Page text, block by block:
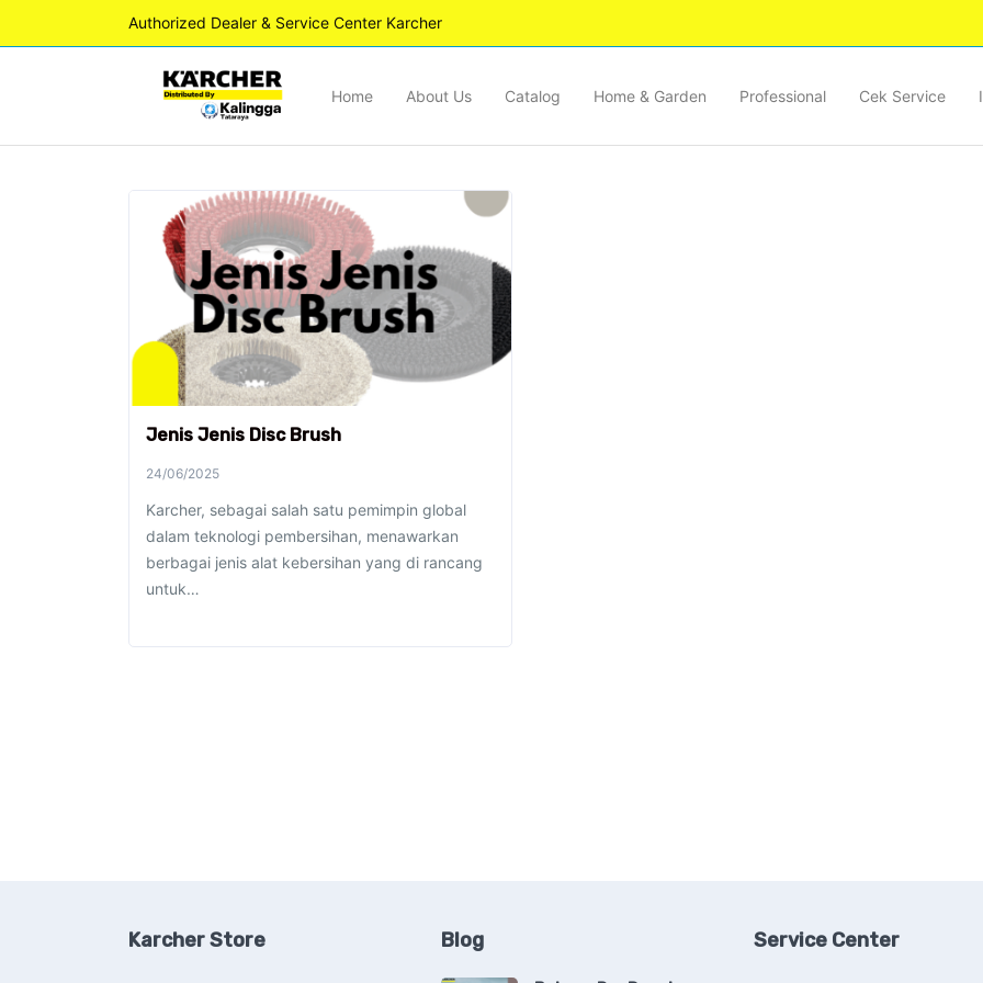
Authorized Dealer & Service Center Karcher
Home About Us Catalog Home & Garden Professional Cek Service
Jenis Jenis Disc Brush
24/06/2025
Karcher, sebagai salah satu pemimpin global
dalam teknologi pembersihan, menawarkan
berbagai jenis alat kebersihan yang di rancang
untuk…
Karcher Store Blog Service Center